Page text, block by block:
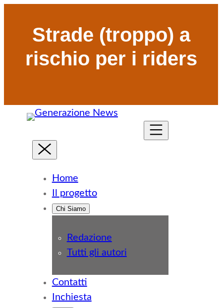
Strade (troppo) a
rischio per i riders
Home
Il progetto
Chi Siamo
Redazione
Tutti gli autori
Contatti
Inchiesta